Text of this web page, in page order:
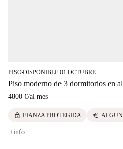
PISO■DISPONIBLE 01 OCTUBRE
Piso moderno de 3 dormitorios en
4800 €/al mes
lock FIANZA PROTEGIDA euro
+info